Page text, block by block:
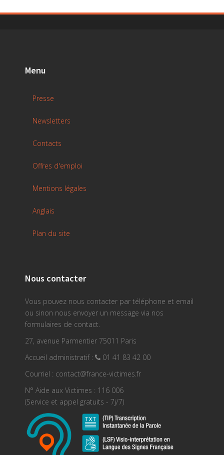
Menu
Presse
Newsletters
Contacts
Offres d'emploi
Mentions légales
Anglais
Plan du site
Nous contacter
Vous pouvez nous contacter par téléphone et email
ou sinon nous envoyer un message via nos
formulaires de contact.
27, avenue Parmentier 75011 Paris
Accueil administratif :
01 41 83 42 00
Courriel : contact@france-victimes.fr
N° Aide aux Victimes : 116 006
(Service et appel gratuits - 7j/7)